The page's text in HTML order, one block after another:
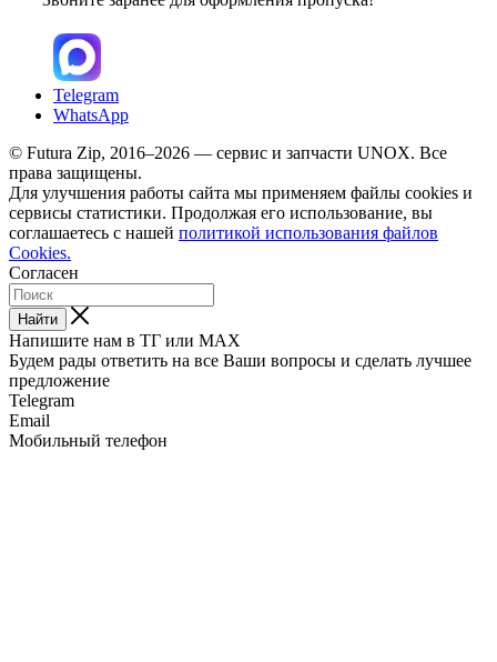
Telegram
WhatsApp
© Futura Zip, 2016–2026 — сервис и запчасти UNOX. Все
права защищены.
Для улучшения работы сайта мы применяем файлы cookies и
сервисы статистики. Продолжая его использование, вы
соглашаетесь с нашей политикой использования файлов
Cookies.
Согласен
Найти
Напишите нам в ТГ или MAX
Будем рады ответить на все Ваши вопросы и сделать лучшее
предложение
Telegram
Email
Мобильный телефон